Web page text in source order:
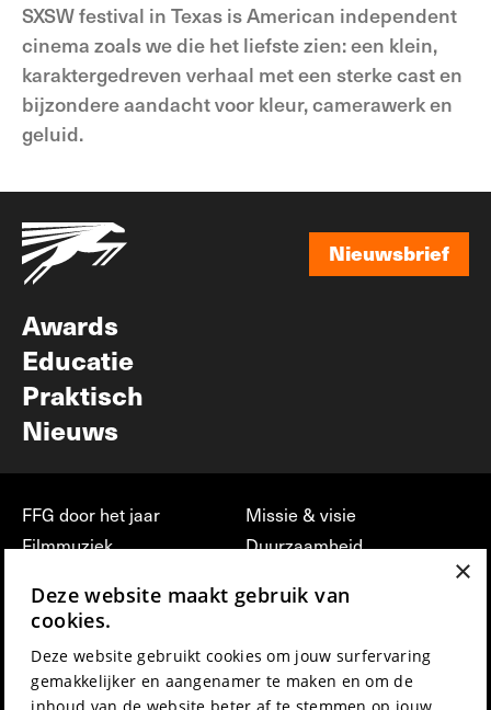
SXSW festival in Texas is American independent
cinema zoals we die het liefste zien: een klein,
karaktergedreven verhaal met een sterke cast en
bijzondere aandacht voor kleur, camerawerk en
geluid.
Nieuwsbrief
Awards
Educatie
Praktisch
Nieuws
FFG door het jaar
Filmmuziek
Press & Industry
Film Fest Friends
Missie & visie
Duurzaamheid
vrijwilligerswerk bij FFG
Privacy & Disclaimer
×
Deze website maakt gebruik van
cookies.
Deze website gebruikt cookies om jouw surfervaring
gemakkelijker en aangenamer te maken en om de
inhoud van de website beter af te stemmen op jouw